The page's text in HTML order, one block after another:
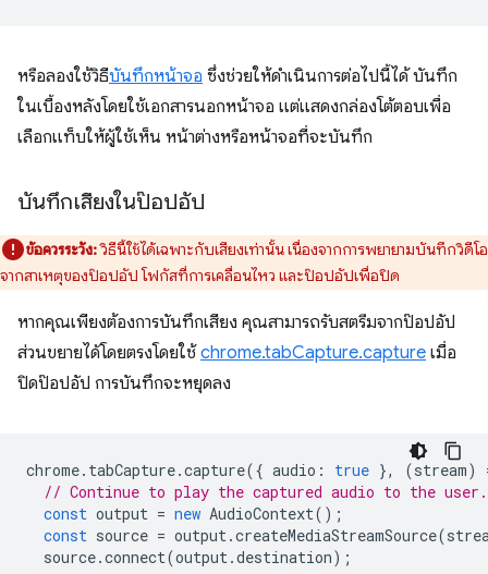
หรือลองใช้วิธีบันทึกหน้าจอ ซึ่งช่วยให้ดำเนินการต่อไปนี้ได้ บันทึก
ในเบื้องหลังโดยใช้เอกสารนอกหน้าจอ แต่แสดงกล่องโต้ตอบเพื่อ
เลือกแท็บให้ผู้ใช้เห็น หน้าต่างหรือหน้าจอที่จะบันทึก
บันทึกเสียงในป๊อปอัป
ข้อควรระวัง:วิธีนี้ใช้ได้เฉพาะกับเสียงเท่านั้น เนื่องจากการพยายามบันทึกวิดีโอ
จากสาเหตุของป๊อปอัป โฟกัสที่การเคลื่อนไหว และป๊อปอัปเพื่อปิด
หากคุณเพียงต้องการบันทึกเสียง คุณสามารถรับสตรีมจากป๊อปอัป
ส่วนขยายได้โดยตรงโดยใช้chrome.tabCapture.capture เมื่อ
ปิดป๊อปอัป การบันทึกจะหยุดลง
chrome. tabCapture.capture({ audio : true }, (stream)
// Continue to play the captured audio to the user.
const output = new AudioContext();
const source = output .createMediaStreamSource(
source.connect(output .destination);